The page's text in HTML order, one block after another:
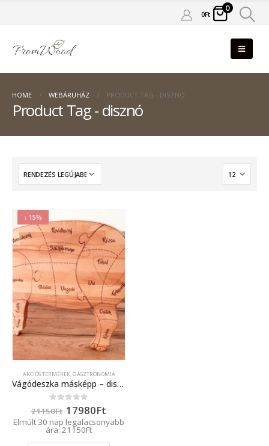
0Ft
0
HOME WEBÁRUHÁZ PRODUCT TAG - DISZNÓ
Product Tag - disznó
↓ 15%
AKCIÓS TERMÉKEK,GASZTRONÓMIA
Vágódeszka másképp – disznó forma
out of 5
21150Ft Original
price
was:
21150Ft.
17980Ft
price
is:
17980Ft.
Elmúlt 30 nap legalacsonyabb
ára:21150Ft